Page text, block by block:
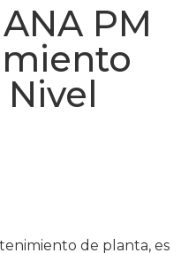
PM
de planta, es